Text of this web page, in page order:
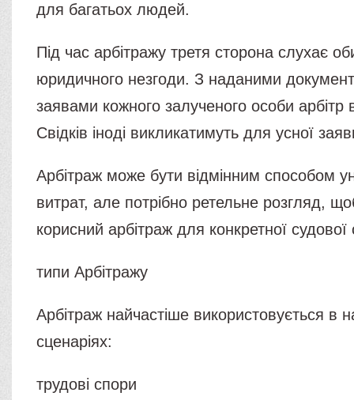
для багатьох людей.
Під час арбітражу третя сторона слухає
юридичного незгоди. З наданими
заявами кожного залученого особи арбітр
Свідків іноді викликатимуть для усної
Арбітраж може бути відмінним способом
витрат, але потрібно ретельне розгляд,
корисний арбітраж для конкретної
типи Арбітражу
Арбітраж найчастіше використовується в
сценаріях:
трудові спори